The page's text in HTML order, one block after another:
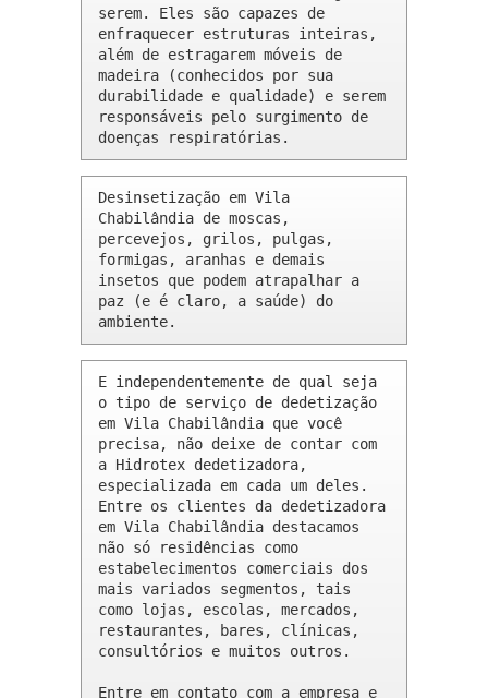
serem. Eles são capazes de
enfraquecer estruturas inteiras,
além de estragarem móveis de
madeira (conhecidos por sua
durabilidade e qualidade) e serem
responsáveis pelo surgimento de
doenças respiratórias.
Desinsetização em Vila
Chabilândia de moscas,
percevejos, grilos, pulgas,
formigas, aranhas e demais
insetos que podem atrapalhar a
paz (e é claro, a saúde) do
ambiente.
E independentemente de qual seja
o tipo de serviço de dedetização
em Vila Chabilândia que você
precisa, não deixe de contar com
a Hidrotex dedetizadora,
especializada em cada um deles.
Entre os clientes da dedetizadora
em Vila Chabilândia destacamos
não só residências como
estabelecimentos comerciais dos
mais variados segmentos, tais
como lojas, escolas, mercados,
restaurantes, bares, clínicas,
consultórios e muitos outros.
Entre em contato com a empresa e